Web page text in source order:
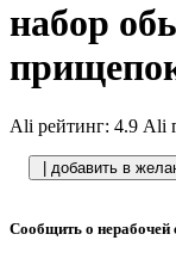
набор
Ali рейтинг: 4.9 Ali
| добавить в
Сообщить о нерабочей